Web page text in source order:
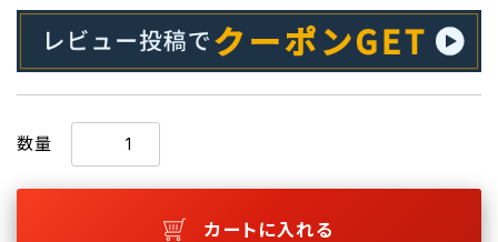
数量
カートに入れる